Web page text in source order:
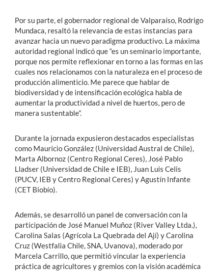
Por su parte, el gobernador regional de Valparaíso, Rodrigo
Mundaca, resaltó la relevancia de estas instancias para
avanzar hacia un nuevo paradigma productivo. La máxima
autoridad regional indicó que “es un seminario importante,
porque nos permite reflexionar en torno a las formas en las
cuales nos relacionamos con la naturaleza en el proceso de
producción alimenticio. Me parece que hablar de
biodiversidad y de intensificación ecológica habla de
aumentar la productividad a nivel de huertos, pero de
manera sustentable”.
Durante la jornada expusieron destacados especialistas
como Mauricio González (Universidad Austral de Chile),
Marta Albornoz (Centro Regional Ceres), José Pablo
Lladser (Universidad de Chile e IEB), Juan Luis Celis
(PUCV, IEB y Centro Regional Ceres) y Agustín Infante
(CET Biobío).
Además, se desarrolló un panel de conversación con la
participación de José Manuel Muñoz (River Valley Ltda.),
Carolina Salas (Agrícola La Quebrada del Ají) y Carolina
Cruz (Westfalia Chile, SNA, Uvanova), moderado por
Marcela Carrillo, que permitió vincular la experiencia
práctica de agricultores y gremios con la visión académica